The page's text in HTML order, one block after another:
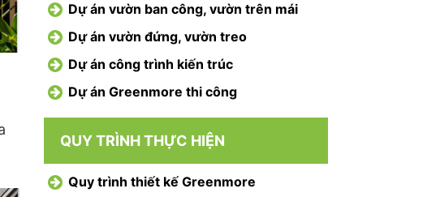
Dự án vườn ban công, vườn trên mái
Dự án vườn đứng, vườn treo
Dự án công trình kiến trúc
Dự án Greenmore thi công
QUY TRÌNH THỰC HIỆN
Quy trình thiết kế Greenmore